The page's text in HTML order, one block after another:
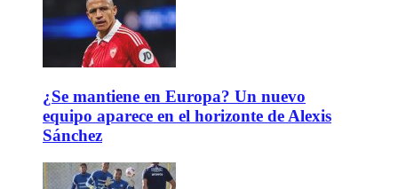
¿Se mantiene en Europa? Un nuevo
equipo aparece en el horizonte de Alexis
Sánchez